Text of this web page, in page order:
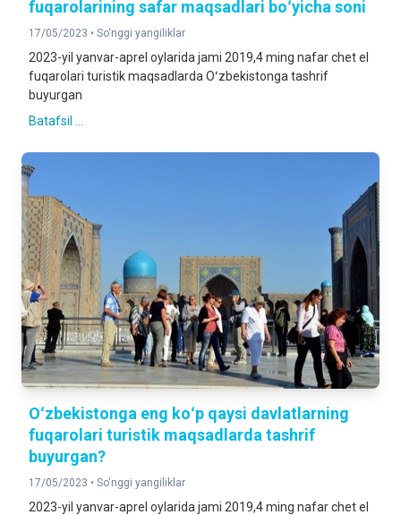
fuqarolarining safar maqsadlari boʻyicha soni
17/05/2023 • So‘nggi yangiliklar
2023-yil yanvar-aprel oylarida jami 2019,4 ming nafar chet el
fuqarolari turistik maqsadlarda Oʻzbekistonga tashrif
buyurgan
Batafsil ...
Oʻzbekistonga eng koʻp qaysi davlatlarning
fuqarolari turistik maqsadlarda tashrif
buyurgan?
17/05/2023 • So‘nggi yangiliklar
2023-yil yanvar-aprel oylarida jami 2019,4 ming nafar chet el